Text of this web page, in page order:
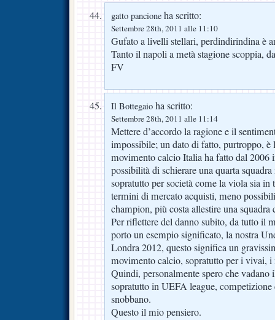
gatto pancione ha scritto:
Settembre 28th, 2011 alle 11:10
Gufato a livelli stellari, perdindirindina
Tanto il napoli a metà stagione scoppia,
FV
Il Bottegaio ha scritto:
Settembre 28th, 2011 alle 11:14
Mettere d’accordo la ragione e il
impossibile; un dato di fatto, purtroppo, è
movimento calcio Italia ha fatto dal 2006
possibilità di schierare una quarta
sopratutto per società come la viola sia
termini di mercato acquisti, meno
champion, più costa allestire una squadra
Per riflettere del danno subito, da tutto il
porto un esempio significato, la nostra
Londra 2012, questo significa un
movimento calcio, sopratutto per i vivai,
Quindi, personalmente spero che
sopratutto in UEFA league, competizione
snobbano.
Questo il mio pensiero.